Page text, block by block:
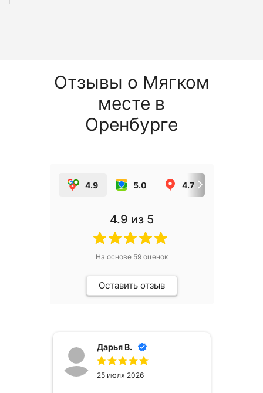
Отзывы о Мягком
месте в
Оренбурге
4.9 5.0 4.7
4.9 из 5
На основе 59оценок
Оставить отзыв
Дарья В.
25 июля 2026